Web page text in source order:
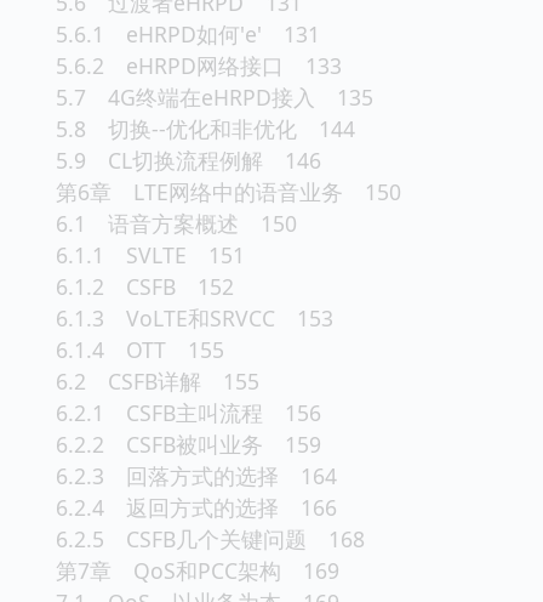
5.6.1 eHRPD如何'e' 131
5.6.2 eHRPD网络接口 133
5.7 4G终端在eHRPD接入 135
5.8 切换--优化和非优化 144
5.9 CL切换流程例解 146
第6章 LTE网络中的语音业务 150
6.1 语音方案概述 150
6.1.1 SVLTE 151
6.1.2 CSFB 152
6.1.3 VoLTE和SRVCC 153
6.1.4 OTT 155
6.2 CSFB详解 155
6.2.1 CSFB主叫流程 156
6.2.2 CSFB被叫业务 159
6.2.3 回落方式的选择 164
6.2.4 返回方式的选择 166
6.2.5 CSFB几个关键问题 168
第7章 QoS和PCC架构 169